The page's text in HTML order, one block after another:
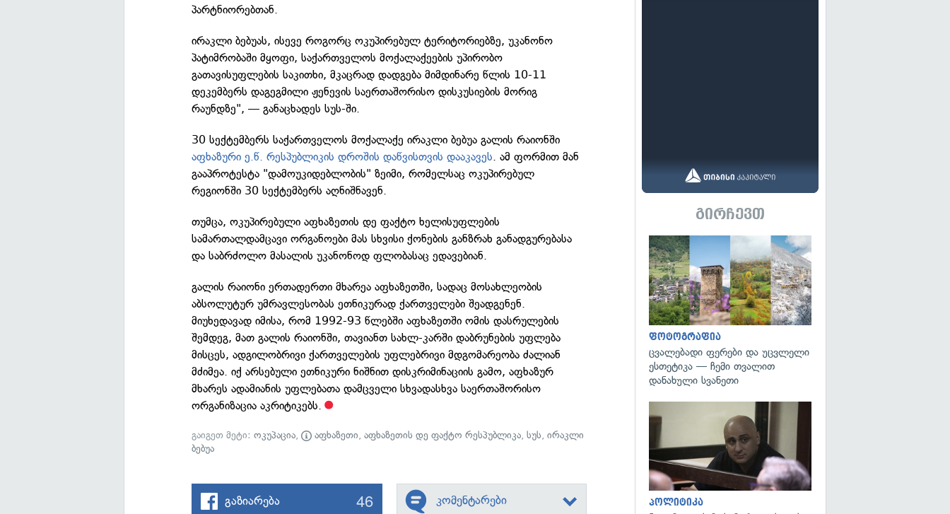
პარტნიორებთან.
ირაკლი ბებუას, ისევე როგორც ოკუპირებულ ტერიტორიებზე, უკანონო
პატიმრობაში მყოფი, საქართველოს მოქალაქეების უპირობო
გათავისუფლების საკითხი, მკაცრად დადგება მიმდინარე წლის 10-11
დეკემბერს დაგეგმილი ჟენევის საერთაშორისო დისკუსიების მორიგ
რაუნდზე", — განაცხადეს სუს-ში.
30 სექტემბერს საქართველოს მოქალაქე ირაკლი ბებუა გალის რაიონში
აფხაზური ე.წ. რესპუბლიკის დროშის დაწვისთვის დააკავეს. ამ ფორმით მან
გააპროტესტა "დამოუკიდებლობის" ზეიმი, რომელსაც ოკუპირებულ
რეგიონში 30 სექტემბერს აღნიშნავენ.
თუმცა, ოკუპირებული აფხაზეთის დე ფაქტო ხელისუფლების
სამართალდამცავი ორგანოები მას სხვისი ქონების განზრახ განადგურებასა
და საბრძოლო მასალის უკანონოდ ფლობასაც ედავებიან.
გალის რაიონი ერთადერთი მხარეა აფხაზეთში, სადაც მოსახლეობის
აბსოლუტურ უმრავლესობას ეთნიკურად ქართველები შეადგენენ.
მიუხედავად იმისა, რომ 1992-93 წლებში აფხაზეთში ომის დასრულების
შემდეგ, მათ გალის რაიონში, თავიანთ სახლ-კარში დაბრუნების უფლება
მისცეს, ადგილობრივი ქართველების უფლებრივი მდგომარეობა ძალიან
მძიმეა. იქ არსებული ეთნიკური ნიშნით დისკრიმინაციის გამო, აფხაზურ
მხარეს ადამიანის უფლებათა დამცველი სხვადასხვა საერთაშორისო
ორგანიზაცია აკრიტიკებს.
გაიგეთ მეტი:ოკუპაცია, აფხაზეთი,აფხაზეთის დე ფაქტო რესპუბლიკა,სუს,ირაკლი
ბებუა
გაზიარება 46 კომენტარები
გირჩევთ
ფოტოგრაფია
ცვალებადი ფერები და უცვლელი
ესთეტიკა — ჩემი თვალით
დანახული სვანეთი
პოლიტიკა